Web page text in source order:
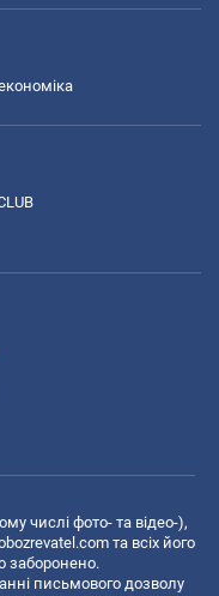
числі фото- та відео-),
та всіх його
заборонено.
письмового дозволу